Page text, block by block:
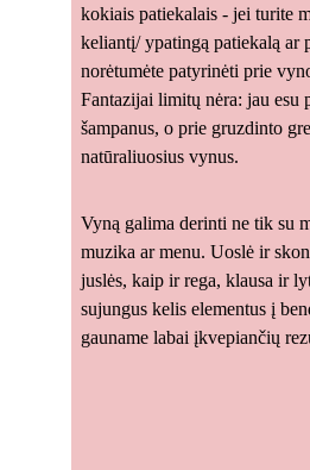
kokiais patiekalais - jei turite
keliantį/ ypatingą patiekalą ar
norėtumėte patyrinėti prie
Fantazijai limitų nėra: jau esu
šampanus, o prie gruzdinto
natūraliuosius vynus.
Vyną galima derinti ne tik su
muzika ar menu. Uoslė ir
juslės, kaip ir rega, klausa ir
sujungus kelis elementus į
gauname labai įkvepiančių